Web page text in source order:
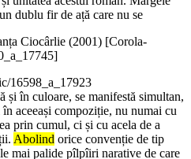
dublu fir de ață care nu se
Ciocârlie (2001) [Corola-
16598_a_17923
și în culoare, se manifestă simultan,
aceeași compoziție, nu numai cu
prin cumul, ci și cu acela de a
Abolind orice convenție de tip
mai palide pîlpîiri narative de care